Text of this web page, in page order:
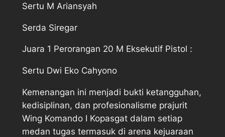
Sertu M Ariansyah
Serda Siregar
Juara 1 Perorangan 20 M Eksekutif Pistol :
Sertu Dwi Eko Cahyono
Kemenangan ini menjadi bukti ketangguhan,
kedisiplinan, dan profesionalisme prajurit
Wing Komando I Kopasgat dalam setiap
medan tugas termasuk di arena kejuaraan